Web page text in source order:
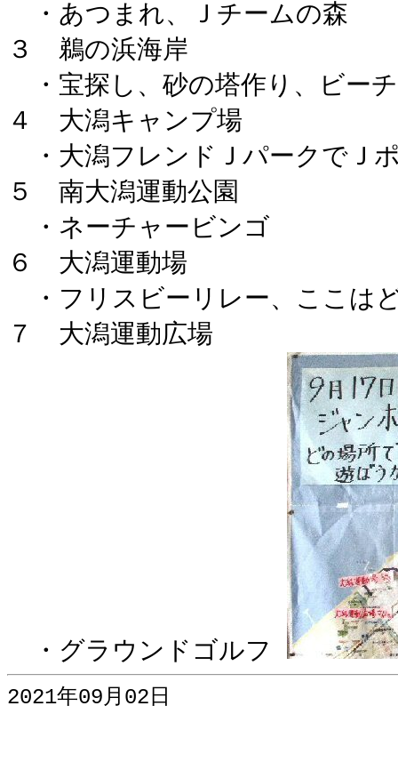
・あつまれ、Ｊチームの森
３ 鵜の浜海岸
・宝探し、砂の塔作り、ビー
４ 大潟キャンプ場
・大潟フレンドＪパークでＪ
５ 南大潟運動公園
・ネーチャービンゴ
６ 大潟運動場
・フリスビーリレー、ここは
７ 大潟運動広場
・グラウンドゴルフ
2021年09月02日